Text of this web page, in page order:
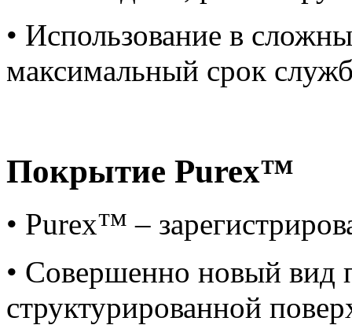
• Использование в
максимальный срок
Покрытие Purex™
• Purex™ –
• Совершенно новый вид
структурированной